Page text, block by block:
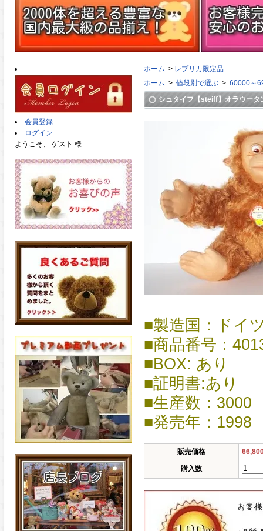
会員登録
ログイン
ようこそ、 ゲスト 様
ホーム > レプリカ限定品
ホーム > 値段別で選ぶ > 60000～
シュタイフ【steiff】オラウ
■製造国：ドイ
■商品番号：
■BOX: あり
■証明書:あり
■生産数：3000
■発売年：1998
販売価格
購入数